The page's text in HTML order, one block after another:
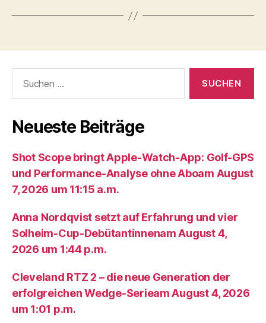
nach:
Neueste Beiträge
Shot Scope bringt Apple-Watch-App: Golf-GPS
und Performance-Analyse ohne Aboam August
7, 2026 um 11:15 a.m.
Anna Nordqvist setzt auf Erfahrung und vier
Solheim-Cup-Debütantinnenam August 4,
2026 um 1:44 p.m.
Cleveland RTZ 2 – die neue Generation der
erfolgreichen Wedge-Serieam August 4, 2026
um 1:01 p.m.